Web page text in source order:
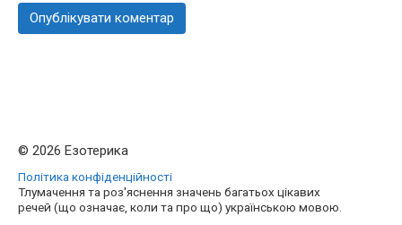
© 2026 Езотерика
Політика конфіденційності
Тлумачення та роз'яснення значень багатьох цікавих
речей (що означає, коли та про що) українською мовою.